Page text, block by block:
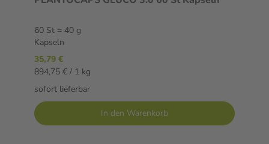
60 St = 40 g
Kapseln
35,79 €
894,75 € / 1 kg
sofort lieferbar
In den Warenkorb